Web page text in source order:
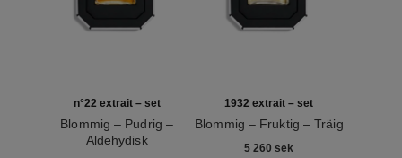
n°22 extrait – set
Blommig – Pudrig –
Aldehydisk
1932 extrait – set
Blommig – Fruktig – Träig
Ref. 120062
5 260 sek